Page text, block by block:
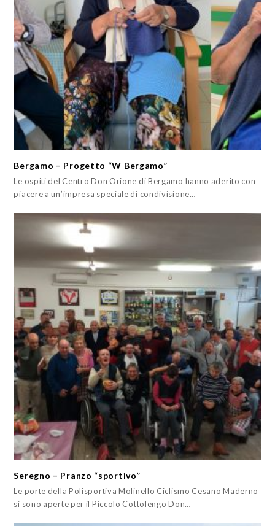
Bergamo – Progetto “W Bergamo”
Le ospiti del Centro Don Orione di Bergamo hanno aderito con
piacere a un’impresa speciale di condivisione…
Seregno – Pranzo “sportivo”
Le porte della Polisportiva Molinello Ciclismo Cesano Maderno
si sono aperte per il Piccolo Cottolengo Don…